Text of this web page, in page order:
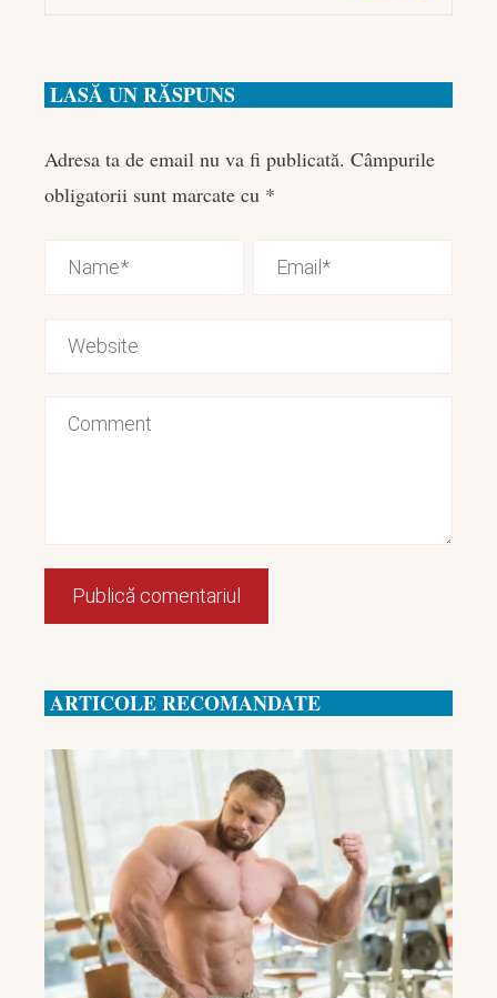
LASĂ UN RĂSPUNS
Adresa ta de email nu va fi publicată. Câmpurile
obligatorii sunt marcate cu *
ARTICOLE RECOMANDATE